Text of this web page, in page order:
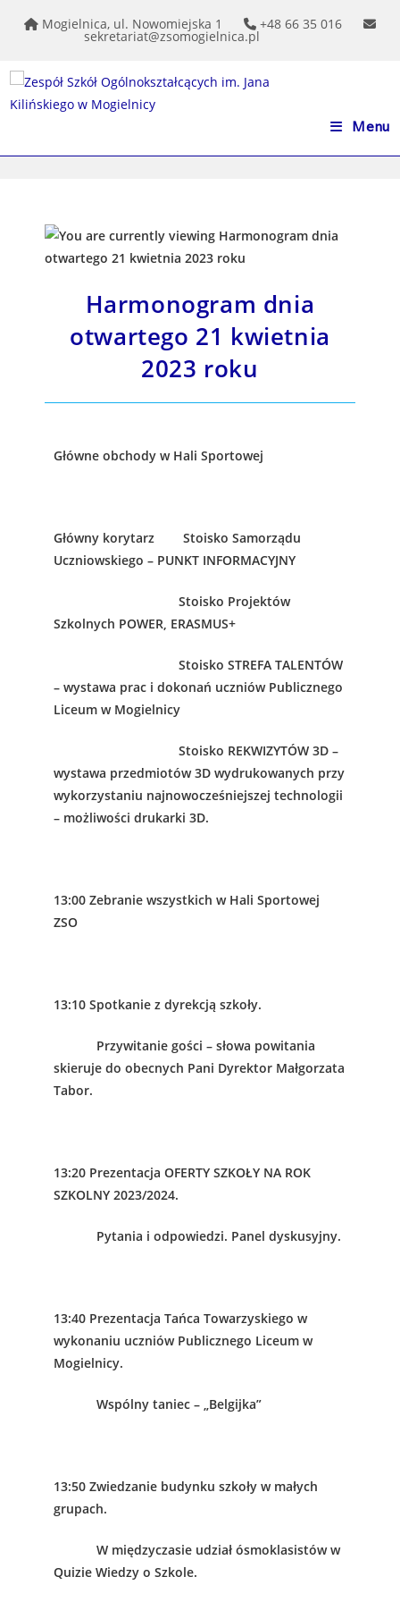
treści Mogielnica, ul. Nowomiejska 1 +48 66 35 016
sekretariat@zsomogielnica.pl
Menu
Harmonogram dnia
otwartego 21 kwietnia
2023 roku
Główne obchody w Hali Sportowej
Główny korytarz Stoisko Samorządu
Uczniowskiego – PUNKT INFORMACYJNY
Stoisko Projektów
Szkolnych POWER, ERASMUS+
Stoisko STREFA TALENTÓW
– wystawa prac i dokonań uczniów Publicznego
Liceum w Mogielnicy
Stoisko REKWIZYTÓW 3D –
wystawa przedmiotów 3D wydrukowanych przy
wykorzystaniu najnowocześniejszej technologii
– możliwości drukarki 3D.
13:00 Zebranie wszystkich w Hali Sportowej
ZSO
13:10 Spotkanie z dyrekcją szkoły.
Przywitanie gości – słowa powitania
skieruje do obecnych Pani Dyrektor Małgorzata
Tabor.
13:20 Prezentacja OFERTY SZKOŁY NA ROK
SZKOLNY 2023/2024.
Pytania i odpowiedzi. Panel dyskusyjny.
13:40 Prezentacja Tańca Towarzyskiego w
wykonaniu uczniów Publicznego Liceum w
Mogielnicy.
Wspólny taniec – „Belgijka”
13:50 Zwiedzanie budynku szkoły w małych
grupach.
W międzyczasie udział ósmoklasistów w
Quizie Wiedzy o Szkole.